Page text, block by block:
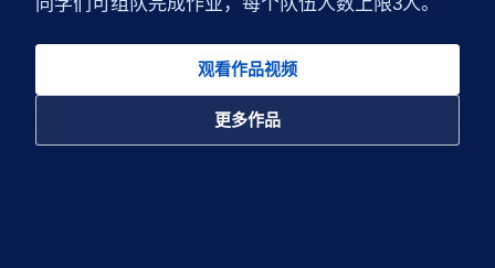
观看作品视频
更多作品